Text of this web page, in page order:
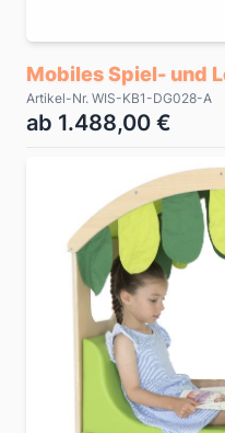
Mobiles Spiel- und
Artikel-Nr. WIS-KB1-DG028-A
ab 1.488,00 €